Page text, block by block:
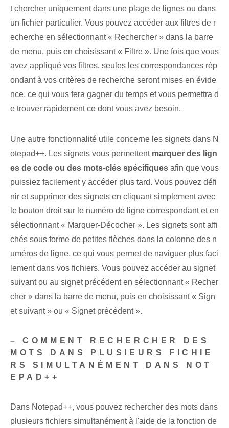
t chercher uniquement dans une plage de lignes ou dans
un fichier particulier. Vous pouvez accéder aux filtres de r
echerche en sélectionnant « Rechercher » dans la barre
de menu, puis en choisissant « Filtre ». Une fois que vous
avez appliqué vos filtres, seules les correspondances rép
ondant à vos critères de recherche seront mises en évide
nce, ce qui vous fera gagner du temps et vous permettra d
e trouver rapidement ce dont vous avez besoin.
Une autre fonctionnalité utile concerne les signets dans N
otepad++. Les signets vous permettent marquer des lign
es de code ou des mots-clés spécifiques afin que vous
puissiez facilement y accéder plus tard. Vous pouvez défi
nir et supprimer des signets en cliquant simplement avec
le bouton droit sur le numéro de ligne correspondant et en
sélectionnant « Marquer-Décocher ». Les signets sont affi
chés sous forme de petites flèches dans la colonne des n
uméros de ligne, ce qui vous permet de naviguer plus faci
lement dans vos fichiers. Vous pouvez accéder au signet
suivant ou au signet précédent en sélectionnant « Recher
cher » dans la barre de menu, puis en choisissant « Sign
et suivant » ou « Signet précédent ».
– COMMENT RECHERCHER DES
MOTS DANS PLUSIEURS FICHIE
RS SIMULTANÉMENT DANS NOT
EPAD++
Dans Notepad++, vous pouvez rechercher des mots dans
plusieurs fichiers simultanément à l'aide de la fonction de